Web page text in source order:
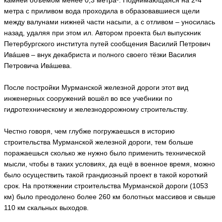
Щ
б
а
н
в
е
л
S
he
метра с приливом вода проходила в образовавшиеся щели
между валунами нижней части насыпи, а с отливом – уносилась
назад, удаляя при этом ил. Автором проекта был выпускник
Петербургского института путей сообщения Василий Петрович
Ивáшев – внук декабриста и полного своего тёзки Василия
Петровича Ивáшева.
После постройки Мурманской железной дороги этот вид
инженерных сооружений вошёл во все учебники по
гидротехническому и железнодорожному строительству.
Честно говоря, чем глубже погружаешься в историю
строительства Мурманской железной дороги, тем больше
поражаешься сколько же нужно было применить технической
мысли, чтобы в таких условиях, да ещё в военное время, можно
было осуществить такой грандиозный проект в такой короткий
срок. На протяжении строительства Мурманской дороги (1053
км) было преодолено более 260 км болотных массивов и свыше
110 км скальных выходов.